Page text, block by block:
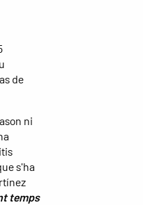
de
ni
s'ha
temps